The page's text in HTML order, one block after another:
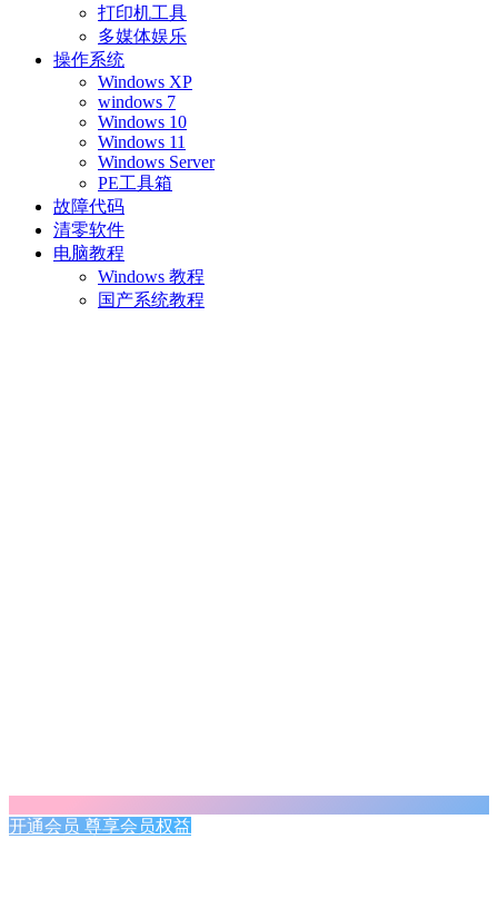
打印机工具
多媒体娱乐
操作系统
Windows XP
windows 7
Windows 10
Windows 11
Windows Server
PE工具箱
故障代码
清零软件
电脑教程
Windows 教程
国产系统教程
开通会员 尊享会员权益